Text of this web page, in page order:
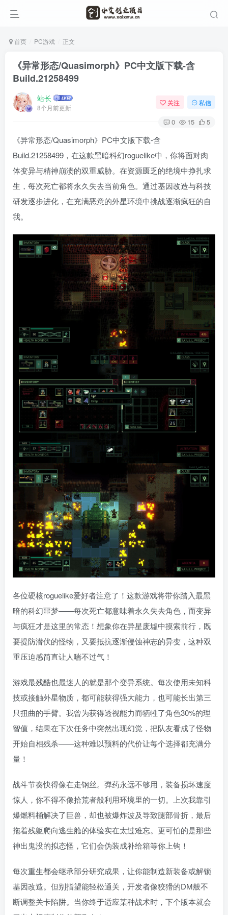
首页 PC游戏 正文
《异常形态/Quasimorph》PC中文版下载-含
Build.21258499
站长
8个月前更新
关注 私信
0 15 5
《异常形态/Quasimorph》PC中文版下载-含
Build.21258499，在这款黑暗科幻roguelike中，你将面对肉
体变异与精神崩溃的双重威胁。在资源匮乏的绝境中挣扎求
生，每次死亡都将永久失去当前角色。通过基因改造与科技
研发逐步进化，在充满恶意的外星环境中挑战逐渐疯狂的自
我。
各位硬核roguelike爱好者注意了！这款游戏将带你踏入最黑
暗的科幻噩梦——每次死亡都意味着永久失去角色，而变异
与疯狂才是这里的常态！想象你在异星废墟中摸索前行，既
要提防潜伏的怪物，又要抵抗逐渐侵蚀神志的异变，这种双
重压迫感简直让人喘不过气！
游戏最残酷也最迷人的就是那个变异系统。每次使用未知科
技或接触外星物质，都可能获得强大能力，也可能长出第三
只扭曲的手臂。我曾为获得透视能力而牺牲了角色30%的理
智值，结果在下次任务中突然出现幻觉，把队友看成了怪物
开始自相残杀——这种难以预料的代价让每个选择都充满分
量！
战斗节奏快得像在走钢丝。弹药永远不够用，装备损坏速度
惊人，你不得不像拾荒者般利用环境里的一切。上次我靠引
爆燃料桶解决了巨兽，却也被爆炸波及导致腿部骨折，最后
拖着残躯爬向逃生舱的体验实在太过难忘。更可怕的是那些
神出鬼没的拟态怪，它们会伪装成补给箱等你上钩！
每次重生都会继承部分研究成果，让你能制造新装备或解锁
基因改造。但别指望能轻松通关，开发者像狡猾的DM般不
断调整关卡陷阱。当你终于适应某种战术时，下个版本就会